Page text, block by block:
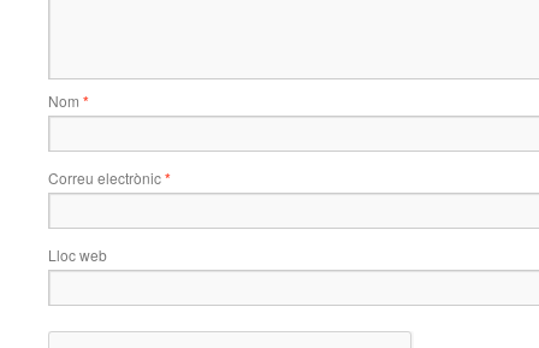
Nom *
Correu electrònic*
Lloc web